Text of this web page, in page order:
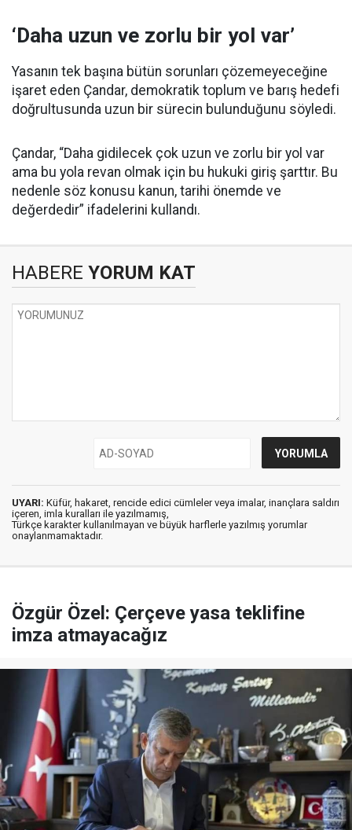
‘Daha uzun ve zorlu bir yol var’
Yasanın tek başına bütün sorunları çözemeyeceğine
işaret eden Çandar, demokratik toplum ve barış hedefi
doğrultusunda uzun bir sürecin bulunduğunu söyledi.
Çandar, “Daha gidilecek çok uzun ve zorlu bir yol var
ama bu yola revan olmak için bu hukuki giriş şarttır. Bu
nedenle söz konusu kanun, tarihi önemde ve
değerdedir” ifadelerini kullandı.
HABERE YORUM KAT
UYARI: Küfür, hakaret, rencide edici cümleler veya imalar, inançlara saldırı
içeren, imla kuralları ile yazılmamış,
Türkçe karakter kullanılmayan ve büyük harflerle yazılmış yorumlar
onaylanmamaktadır.
Özgür Özel: Çerçeve yasa teklifine
imza atmayacağız